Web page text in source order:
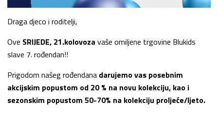
Draga djeco i roditelji,
Ove SRIJEDE, 21.kolovoza vaše omiljene trgovine Blukids
slave 7. rođendan!!
Prigodom našeg rođendana darujemo vas posebnim
akcijskim popustom od 20 % na novu kolekciju, kao i
sezonskim popustom 50-70% na kolekciju proljeće/ljeto.